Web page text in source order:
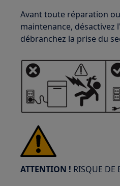
Avant toute réparation
maintenance, désactivez
débranchez la prise du
ATTENTION ! RISQUE DE